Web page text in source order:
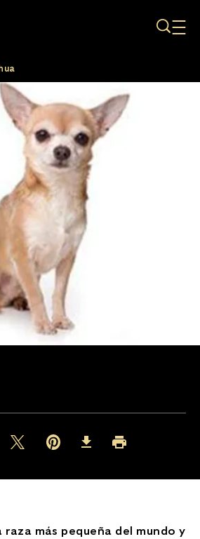
(opens in new window)
Twitter (opens in new window)
Pinterest (opens in new window)
Download (opens in new
Imprimir (opens in
raza más pequeña del mundo y